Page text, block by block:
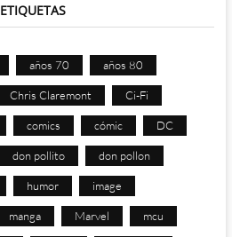
ETIQUETAS
años 70 años 80
Chris Claremont Ci-Fi
comics cómic DC
don pollito don pollon
humor image
manga Marvel mcu